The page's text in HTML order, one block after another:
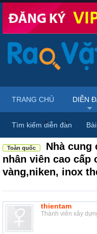
Diễn đàn ... Rao
Toàn quốc
Nhà cung
nhân viên cao cấp
vàng,niken, inox
thientam
Thành viên xây
TRANG CHỦ DIỄN
Tìm kiếm diễn đàn